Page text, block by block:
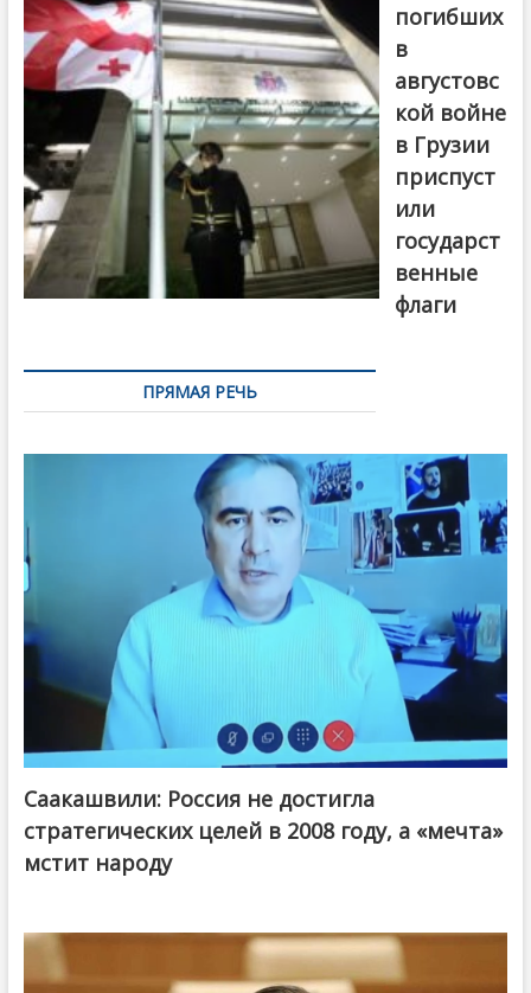
погибших
в
августовс
кой войне
в Грузии
приспуст
или
государст
венные
флаги
ПРЯМАЯ РЕЧЬ
Саакашвили: Россия не достигла
стратегических целей в 2008 году, а «мечта»
мстит народу